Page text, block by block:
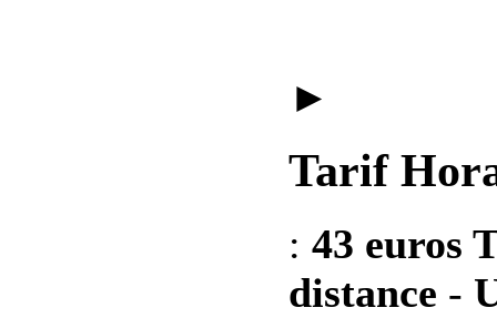
►
Tarif
: 43 euros
distance -